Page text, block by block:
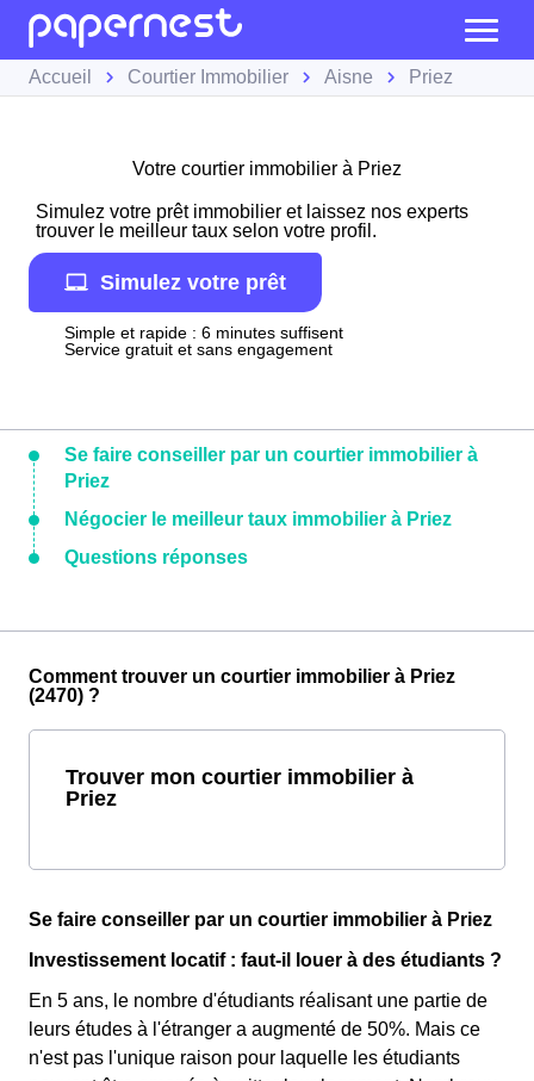
Accueil Courtier Immobilier Aisne Priez
Votre courtier immobilier à Priez
Simulez votre prêt immobilier et laissez nos experts
trouver le meilleur taux selon votre profil.
Simulez votre prêt
Simple et rapide : 6 minutes suffisent
Service gratuit et sans engagement
Se faire conseiller par un courtier immobilier à
Priez
Négocier le meilleur taux immobilier à Priez
Questions réponses
Comment trouver un courtier immobilier à Priez
(2470) ?
Trouver mon courtier immobilier à
Priez
Se faire conseiller par un courtier immobilier à Priez
Investissement locatif : faut-il louer à des étudiants ?
En 5 ans, le nombre d'étudiants réalisant une partie de
leurs études à l'étranger a augmenté de 50%. Mais ce
n'est pas l'unique raison pour laquelle les étudiants